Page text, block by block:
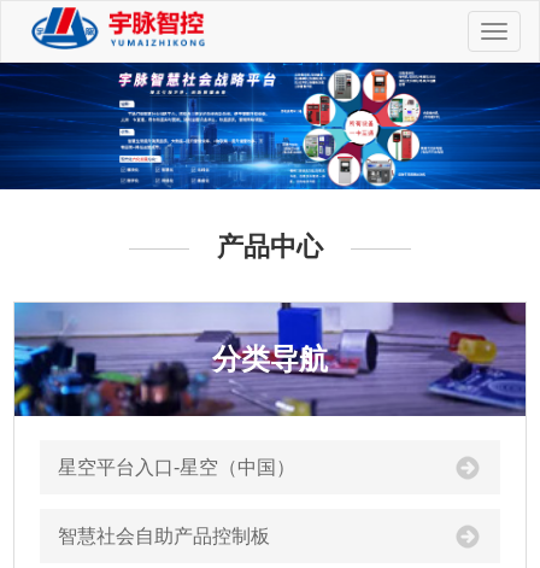
切
换
航
产品中心
分类导航
星空平台入口-星空（中国）
智慧社会自助产品控制板